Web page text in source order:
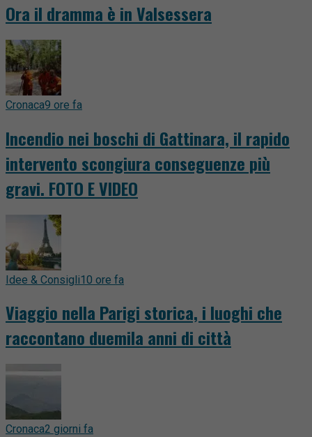
Ora il dramma è in Valsessera
Cronaca9 ore fa
Incendio nei boschi di Gattinara, il rapido
intervento scongiura conseguenze più
gravi. FOTO E VIDEO
Idee & Consigli10 ore fa
Viaggio nella Parigi storica, i luoghi che
raccontano duemila anni di città
Cronaca2 giorni fa